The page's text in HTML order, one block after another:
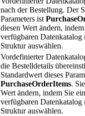
nach der Bestellung. Der
Parameters ist
diesen Wert ändern,
verfügbaren Datenkatalog
Struktur auswählen.
Vordefinierter
die Bestelldetails
Standardwert dieses
PurchaseOrderItems.
Wert ändern, indem Sie
verfügbaren Datenkatalog
Struktur auswählen.